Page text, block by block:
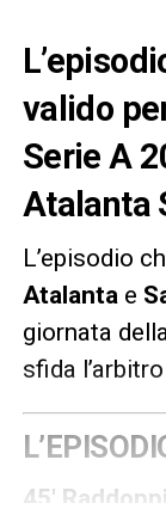
valido
Serie A
Atalanta
L’episodio
Atalantae
giornata
sfida
45′